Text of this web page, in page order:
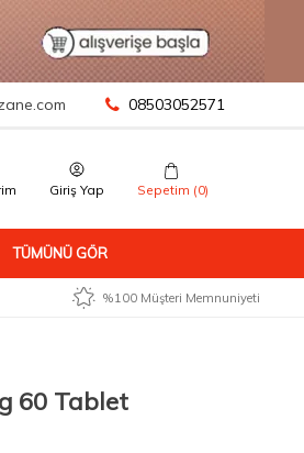
08503052571
Giriş Yap Sepetim (0)
TÜMÜNÜ GÖR
%100 Müşteri Memnuniyeti
60 Tablet